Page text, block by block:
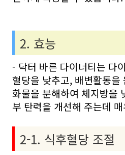
2. 효능
- 닥터 바른 다이너티는 다
혈당을 낮추고, 배변활동을
화물을 분해하여 체지방을
부 탄력을 개선해 주는데
2-1. 식후혈당 조절